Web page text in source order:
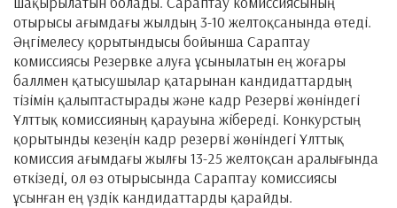
отырысы ағымдағы жылдың 3-10 желтоқсанында өтеді.
Әңгімелесу қорытындысы бойынша Сараптау
комиссиясы Резервке алуға ұсынылатын ең жоғары
баллмен қатысушылар қатарынан кандидаттардың
тізімін қалыптастырады және кадр Резерві жөніндегі
Ұлттық комиссияның қарауына жібереді. Конкурстың
қорытынды кезеңін кадр резерві жөніндегі Ұлттық
комиссия ағымдағы жылғы 13-25 желтоқсан аралығында
өткізеді, ол өз отырысында Сараптау комиссиясы
ұсынған ең үздік кандидаттарды қарайды.